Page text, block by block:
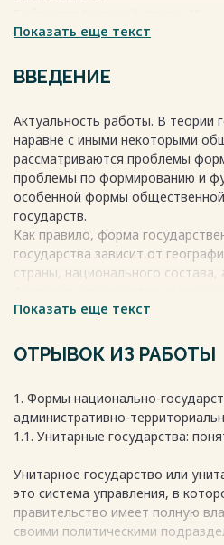
Весь текст будет доступен
Показать еще текст
ВВЕДЕНИЕ
Актуальность работы. В теории
наравне с иными некоторыми
рассматриваются проблемы
проблемы по формированию и
особенной формы
государств.
Как правило, форма
государства зависит от
страны, национального
социальный, исторический и
демократия. Наше правительство
страны. В России граждане
уровням власти: федеральному,
местному. Первоначальный
правительства и его отношения
Весь текст будет доступен
Показать еще текст
ОТРЫВОК ИЗ РАБОТЫ
1. Формы национально-
административно-
1.1. Унитарные государства:
Унитарное государство или
это система управления, в
правительство имеет полную
своими политическими